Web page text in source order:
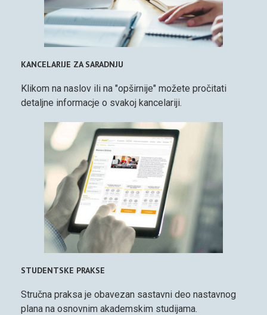
KANCELARIJE ZA SARADNJU
Klikom na naslov ili na "opširnije" možete pročitati
detaljne informacje o svakoj kancelariji.
STUDENTSKE PRAKSE
Stručna praksa je obavezan sastavni deo nastavnog
plana na osnovnim akademskim studijama.